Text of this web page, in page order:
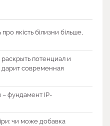
якість білизни більше,
потенциал и
современная
фундамент IP-
чи може добавка